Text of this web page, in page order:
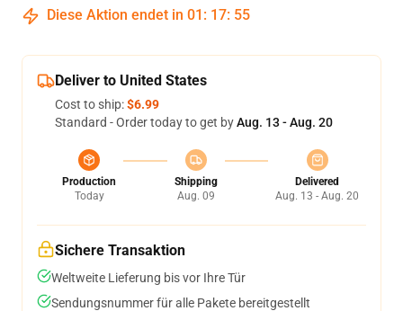
Diese Aktion endet in 01 : 17: 55
Deliver to United States
Cost to ship:$6.99
Standard - Order today to get byAug. 13 - Aug. 20
Production
Today
Shipping
Aug. 09
Delivered
Aug. 13 - Aug. 20
Sichere Transaktion
Weltweite Lieferung bis vor Ihre Tür
Sendungsnummer für alle Pakete bereitgestellt